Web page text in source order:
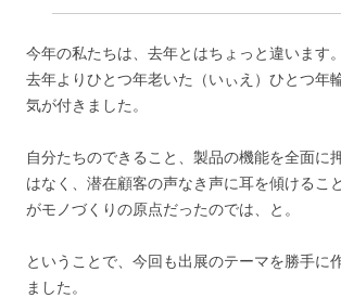
今年の私たちは、去年とはちょっと違います。
去年よりひとつ年老いた（いぃえ）ひとつ年
気が付きました。
自分たちのできること、製品の機能を全面に
はなく、潜在顧客の声なき声に耳を傾けるこ
がモノづくりの原点だったのでは、と。
ということで、今回も出展のテーマを勝手に
ました。